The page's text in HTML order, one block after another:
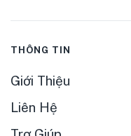
THÔNG TIN
Giới Thiệu
Liên Hệ